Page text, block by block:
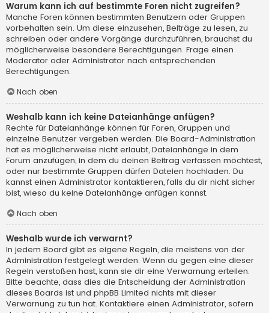
Warum kann ich auf bestimmte Foren nicht zugreifen?
Manche Foren können bestimmten Benutzern oder Gruppen
vorbehalten sein. Um diese einzusehen, Beiträge zu lesen, zu
schreiben oder andere Vorgänge durchzuführen, brauchst du
möglicherweise besondere Berechtigungen. Frage einen
Moderator oder Administrator nach entsprechenden
Berechtigungen.
Nach oben
Weshalb kann ich keine Dateianhänge anfügen?
Rechte für Dateianhänge können für Foren, Gruppen und
einzelne Benutzer vergeben werden. Die Board-Administration
hat es möglicherweise nicht erlaubt, Dateianhänge in dem
Forum anzufügen, in dem du deinen Beitrag verfassen möchtest,
oder nur bestimmte Gruppen dürfen Dateien hochladen. Du
kannst einen Administrator kontaktieren, falls du dir nicht sicher
bist, wieso du keine Dateianhänge anfügen kannst.
Nach oben
Weshalb wurde ich verwarnt?
In jedem Board gibt es eigene Regeln, die meistens von der
Administration festgelegt werden. Wenn du gegen eine dieser
Regeln verstoßen hast, kann sie dir eine Verwarnung erteilen.
Bitte beachte, dass dies die Entscheidung der Administration
dieses Boards ist und phpBB Limited nichts mit dieser
Verwarnung zu tun hat. Kontaktiere einen Administrator, sofern